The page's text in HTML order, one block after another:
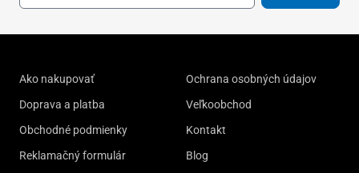
Ako nakupovať
Doprava a platba
Obchodné podmienky
Reklamačný formulár
Ochrana osobných údajov
Veľkoobchod
Kontakt
Blog